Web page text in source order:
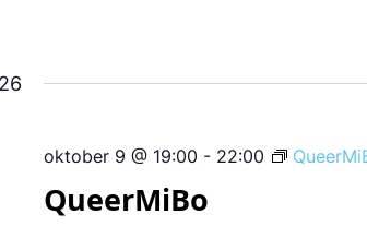
QueerMiBo
oktober 9 @ 19:00 - 22:00